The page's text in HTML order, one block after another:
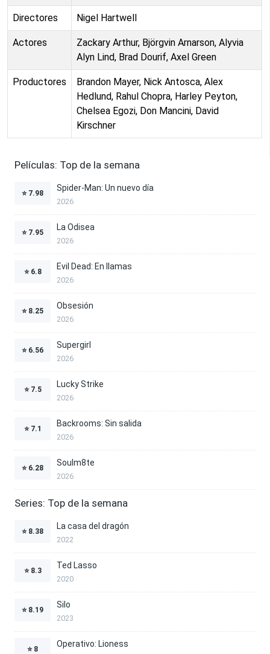
Directores Nigel Hartwell
Actores
Zackary Arthur, Björgvin Arnarson, Alyvia
Alyn Lind, Brad Dourif, Axel Green
Productores
Brandon Mayer, Nick Antosca, Alex
Hedlund, Rahul Chopra, Harley Peyton,
Chelsea Egozi, Don Mancini, David
Kirschner
Películas: Top de la semana
⭐ 7.98
Spider-Man: Un nuevo día
2026
⭐ 7.95
La Odisea
2026
⭐ 6.8
Evil Dead: En llamas
2026
⭐ 8.25
Obsesión
2026
⭐ 6.56
Supergirl
2026
⭐ 7.5
Lucky Strike
2026
⭐ 7.1
Backrooms: Sin salida
2026
⭐ 6.28
Soulm8te
2026
Series: Top de la semana
⭐ 8.38
La casa del dragón
2022
⭐ 8.3
Ted Lasso
2020
⭐ 8.19
Silo
2023
⭐ 8
Operativo: Lioness